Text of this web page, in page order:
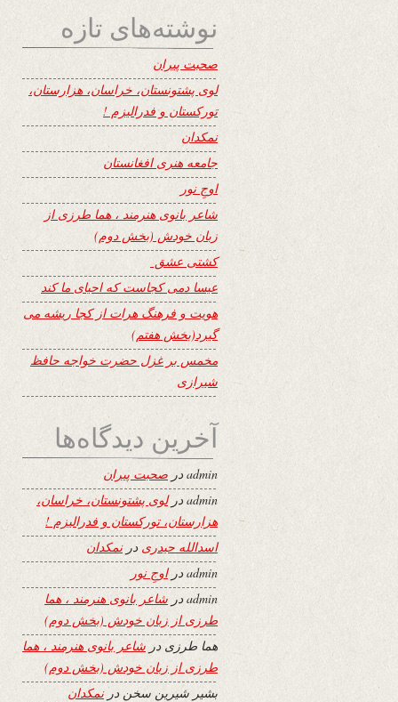
نوشته‌های تازه
صحبت پیران
لوی پشتونستان، خراسان، هزارستان،
تورکستان و فدرالیزم !
نمکدان
جامعه هنری افغانستان
اوجِ نور
شاعر بانوی هنرمند ، هما طرزی از
زبان خودش (بخش دوم)
کشتی عشق
عیسا دمی کجاست که احیای ما کند
هویت و فرهنگ هرات از کجا ریشه می
گیرد(بخش هفتم)
مخمس بر غزل حضرت خواجه حافظ
شیرازی
آخرین دیدگاه‌ها
adminدر صحبت پیران
admin درلوی پشتونستان، خراسان،
هزارستان، تورکستان و فدرالیزم !
اسدالله حیدری درنمکدان
adminدراوجِ نور
adminدر شاعر بانوی هنرمند ، هما
طرزی از زبان خودش (بخش دوم)
هما طرزی در شاعر بانوی هنرمند ، هما
طرزی از زبان خودش (بخش دوم)
بشیر شیرین سخن درنمکدان